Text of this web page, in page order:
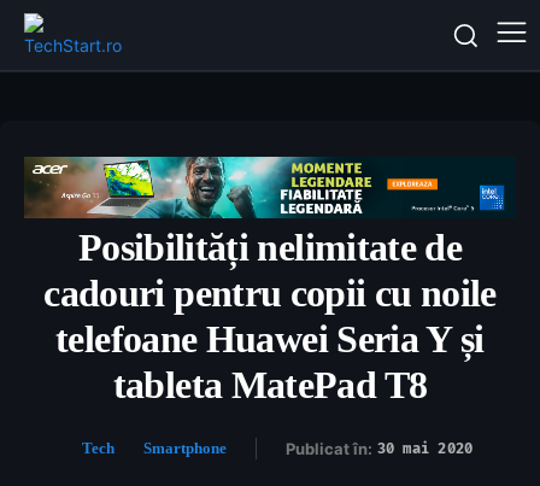
Posibilități nelimitate de
cadouri pentru copii cu noile
telefoane Huawei Seria Y și
tableta MatePad T8
Tech Smartphone Publicat în: 30 mai 2020